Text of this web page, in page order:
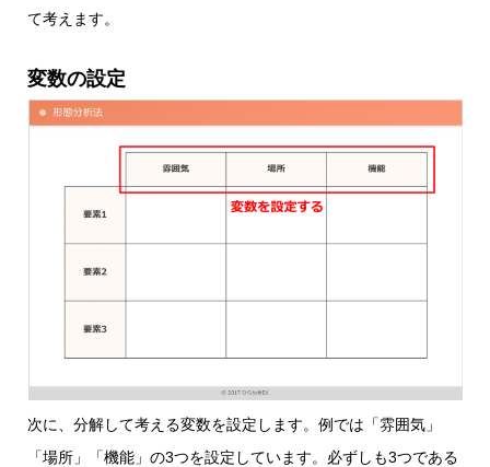
て考えます。
変数の設定
次に、分解して考える変数を設定します。例では「雰囲気」
「場所」「機能」の3つを設定しています。必ずしも3つである